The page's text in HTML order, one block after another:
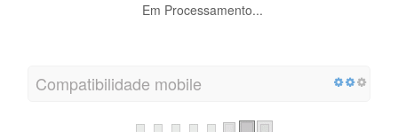
Em Processamento...
Compatibilidade mobile